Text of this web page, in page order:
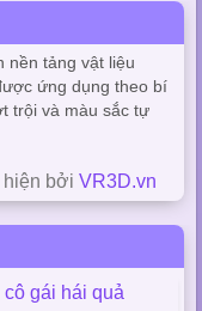
nền tảng vật liệu
ứng dụng theo bí
trội và màu sắc tự
bởi VR3D.vn
gái hái quả